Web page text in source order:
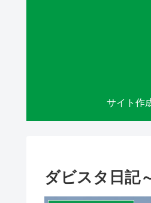
サイト作
ダビスタ日記